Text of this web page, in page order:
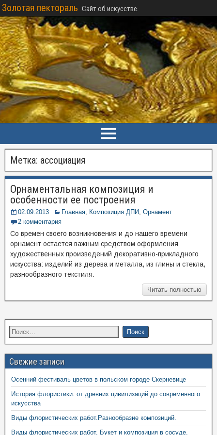
Золотая пектораль Сайт об искусстве.
Метка: ассоциация
Орнаментальная композиция и
особенности ее построения
02.09.2013 Главная, Композиция ДПИ, Орнамент
2 комментария
Со времен своего возникновения и до нашего времени
орнамент остается важным средством оформления
художественных произведений декоративно-прикладного
искусства: изделий из дерева и металла, из глины и стекла,
разнообразного текстиля.
Читать полностью
Свежие записи
Осенний фестиваль цветов в польском городе Скерневице
История флористики: от древних цивилизаций до современного
искусства
Виды флористических работ.Разнообразие композиций.
Виды флористических работ. Букет и композиция в сосуде.